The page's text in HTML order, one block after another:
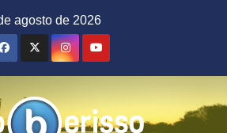
agosto de 2026